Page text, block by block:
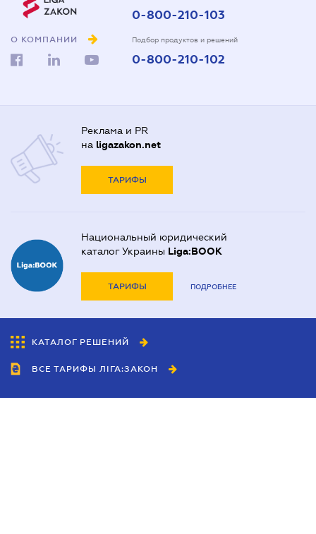
О КОМПАНИИ
0-800-210-103
Подбор продуктов и решений
0-800-210-102
Реклама и PR
на ligazakon.net
ТАРИФЫ
Национальный юридический
каталог Украины Liga:BOOK
ТАРИФЫ ПОДРОБНЕЕ
КАТАЛОГ РЕШЕНИЙ
ВСЕ ТАРИФЫ ЛІГА:ЗАКОН